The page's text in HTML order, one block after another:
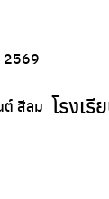
โรงเ
2569
นประถมศึกษาปี